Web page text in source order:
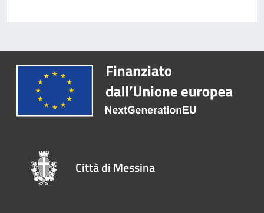
Città di Messina